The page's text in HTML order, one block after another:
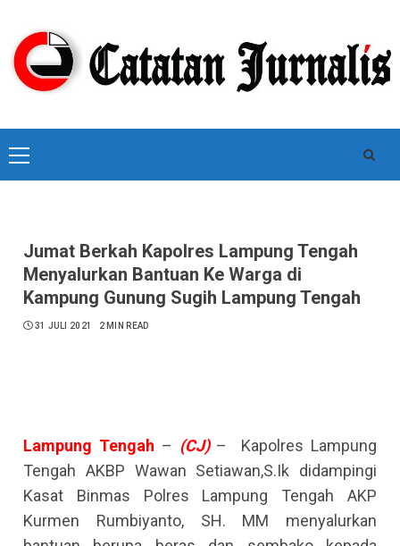
content
Primary
Menu
Jumat Berkah Kapolres Lampung Tengah
Menyalurkan Bantuan Ke Warga di
Kampung Gunung Sugih Lampung Tengah
31 JULI 2021 2 MIN READ
Lampung Tengah – (CJ)– Kapolres Lampung
Tengah AKBP Wawan Setiawan,S.Ik didampingi
Kasat Binmas Polres Lampung Tengah AKP
Kurmen Rumbiyanto, SH. MM menyalurkan